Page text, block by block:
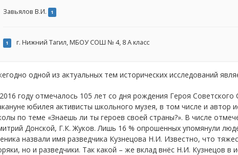
Завьялов В.И. 1
1 г. Нижний Тагил, МБОУ СОШ № 4, 8 А класс
одной из актуальных тем исторических исследований
году отмечалось 105 лет со дня рождения Героя
юбилея активисты школьного музея, в том числе и автор
по теме «Знаешь ли ты героев своей страны?». В числе
Донской, Г.К. Жуков. Лишь 16 % опрошенных упомянули
назвали имя разведчика Кузнецова Н.И. Известно, что
но и разведчики. Так какой – же вклад внёс Н.И. Кузнецов